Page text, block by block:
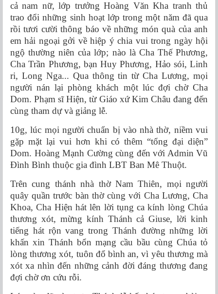
cả nam nữ, lớp trưởng Hoàng Văn Kha tranh thủ
trao đổi những sinh hoạt lớp trong một năm đã qua
rồi tươi cười thông báo về những món quà của anh
em hải ngoại gởi về hiệp ý chia vui trong ngày hội
ngộ thường niên của lớp; nào là Cha Thế Phương,
Cha Trần Phương, bạn Huy Phương, Hảo sói, Linh
ri, Long Nga... Qua thông tin từ Cha Lương, mọi
người nán lại phòng khách một lúc đợi chờ Cha
Dom. Phạm sĩ Hiện, từ Giáo xứ Kim Châu đang đến
cùng tham dự và giảng lễ.
10g, lúc mọi người chuẩn bị vào nhà thờ, niềm vui
gặp mặt lại vui hơn khi có thêm “tổng đại diện”
Dom. Hoàng Mạnh Cường cùng đến với Admin Vũ
Đình Bình thuộc gia đình LBT Ban Mê Thuột.
Trên cung thánh nhà thờ Nam Thiên, mọi người
quây quần trước bàn thờ cùng với Cha Lương, Cha
Khoa, Cha Hiện hát lên lời tụng ca kính lòng Chúa
thương xót, mừng kính Thánh cả Giuse, lời kinh
tiếng hát rộn vang trong Thánh đường những lời
khấn xin Thánh bổn mạng cầu bầu cùng Chúa tỏ
lòng thương xót, tuôn đổ bình an, vì yêu thương mà
xót xa nhìn đến những cảnh đời đáng thương đang
đợi chờ ơn cứu rỗi.